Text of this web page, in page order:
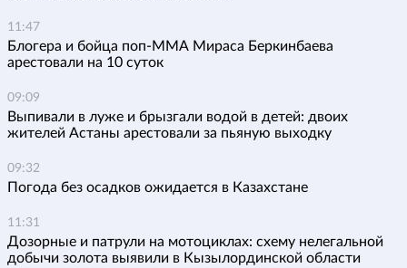
11:47
Блогера и бойца поп-ММА Мираса Беркинбаева
арестовали на 10 суток
09:09
Выпивали в луже и брызгали водой в детей: двоих
жителей Астаны арестовали за пьяную выходку
09:32
Погода без осадков ожидается в Казахстане
11:31
Дозорные и патрули на мотоциклах: схему нелегальной
добычи золота выявили в Кызылординской области